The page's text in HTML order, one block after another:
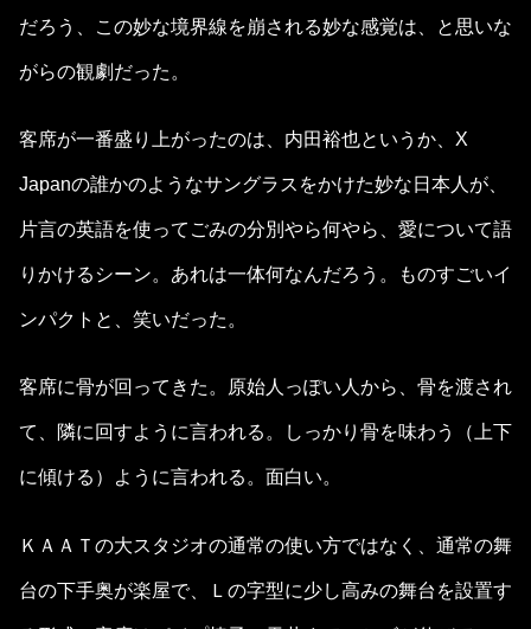
だろう、この妙な境界線を崩される妙な感覚は、と思いな
がらの観劇だった。
客席が一番盛り上がったのは、内田裕也というか、X
Japanの誰かのようなサングラスをかけた妙な日本人が、
片言の英語を使ってごみの分別やら何やら、愛について語
りかけるシーン。あれは一体何なんだろう。ものすごいイ
ンパクトと、笑いだった。
客席に骨が回ってきた。原始人っぽい人から、骨を渡され
て、隣に回すように言われる。しっかり骨を味わう（上下
に傾ける）ように言われる。面白い。
ＫＡＡＴの大スタジオの通常の使い方ではなく、通常の舞
台の下手奥が楽屋で、Ｌの字型に少し高みの舞台を設置す